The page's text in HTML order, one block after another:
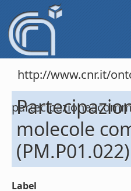
http://www.cnr.it/
molecole
Label